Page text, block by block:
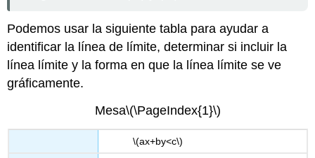
Podemos usar la siguiente tabla para ayudar a
identificar la línea de límite, determinar si incluir la
línea límite y la forma en que la línea límite se ve
gráficamente.
Mesa\(\PageIndex{1}\)
\(ax+by<c\)